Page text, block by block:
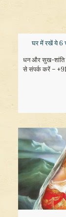
घर में रखें ये 6
धन और सुख-शांति
से संपर्क करें –